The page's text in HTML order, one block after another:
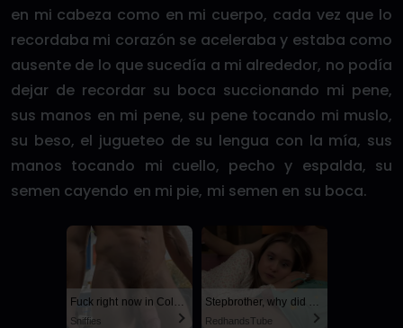
en mi cabeza como en mi cuerpo, cada vez que lo
recordaba mi corazón se aceleraba y estaba como
ausente de lo que sucedía a mi alrededor, no podía
dejar de recordar su boca succionando mi pene,
sus manos en mi pene, su pene tocando mi muslo,
su beso, el jugueteo de su lengua con la mía, sus
manos tocando mi cuello, pecho y espalda, su
semen cayendo en mi pie, mi semen en su boca.
Fuck right now in Columbus
Sniffies
Stepbrother, why did you show me your dick? Now I want to fuck you with my wet pussy
RedhandsTube